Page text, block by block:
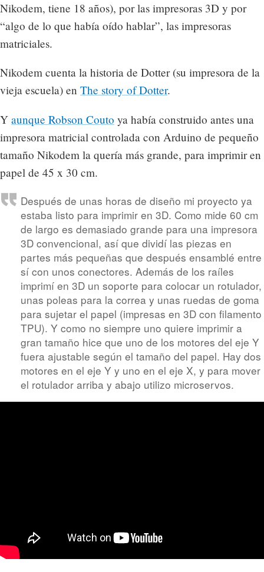
Nikodem, tiene 18 años), por las impresoras 3D y por
“algo de lo que había oído hablar”, las impresoras
matriciales.
Nikodem cuenta la historia de Dotter (su impresora de la
vieja escuela) en The story of Dotter.
Y aunque Robson Couto ya había construido antes una
impresora matricial controlada con Arduino de pequeño
tamaño Nikodem la quería más grande, para imprimir en
papel de 45 x 30 cm.
Después de unas horas de diseño mi proyecto ya
estaba listo para imprimir en 3D. Como mide 60 cm
de largo es demasiado grande para una impresora
3D convencional, así que dividí las piezas en
partes más pequeñas que después ensamblé entre
sí con unos conectores. Además de los raíles
imprimí en 3D un soporte para colocar un rotulador,
unas poleas para la correa y unas ruedas de goma
para sujetar el papel (impresas en 3D con filamento
TPU). Y como no siempre uno quiere imprimir a
gran tamaño hice que uno de los motores del eje Y
fuera ajustable según el tamaño del papel. Hay dos
motores en el eje Y y uno en el eje X, y para mover
el rotulador arriba y abajo utilizo microservos.